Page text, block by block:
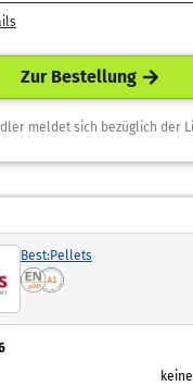
Zur Bestellung
meldet sich bezüglich der
Best:Pellets